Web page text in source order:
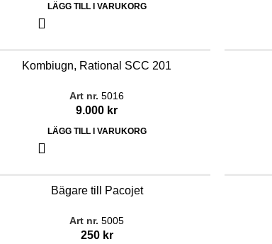
LÄGG TILL I VARUKORG
Kombiugn, Rational SCC 201
Art nr. 5016
9.000 kr
LÄGG TILL I VARUKORG
Bägare till Pacojet
Art nr. 5005
250 kr